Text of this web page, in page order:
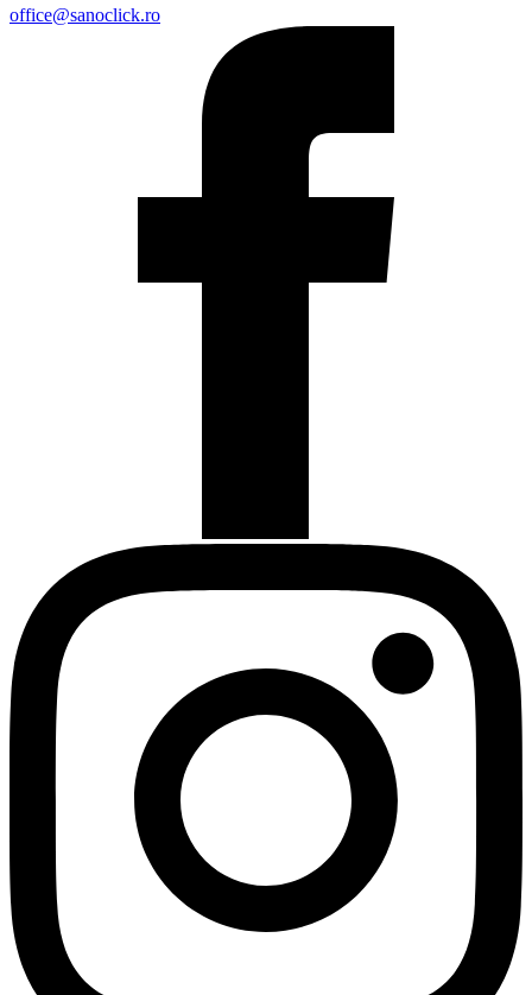
office@sanoclick.ro